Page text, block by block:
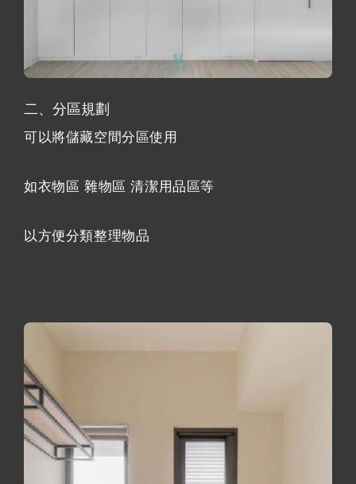
二、分區規劃
可以將儲藏空間分區使用
如衣物區 雜物區 清潔用品區等
以方便分類整理物品